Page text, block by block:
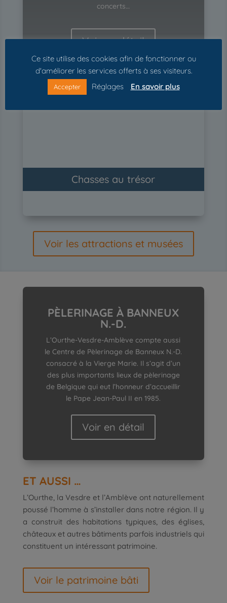
concerts…
Voir en détail
Chasses au trésor
Voir les attractions et musées
PÈLERINAGE À BANNEUX
N.-D.
L’Ourthe-Vesdre-Amblève compte aussi
le Centre de Pèlerinage de Banneux N.-D.
consacré à la Vierge Marie. Il s’agit d’un
des plus importants lieux de pèlerinage
de Belgique qui eut l’honneur d’accueillir
le Pape Jean-Paul II en 1985.
Voir en détail
ET AUSSI …
L’Ourthe, la Vesdre et l’Amblève ont naturellement
poussé l’homme à s’installer dans notre région. Il y
a construit des habitations typiques, des églises,
châteaux et autres bâtiments parfois industriels qui
constituent un intéressant patrimoine.
Voir le patrimoine bâti
Ce site utilise des cookies afin de fonctionner ou
d'améliorer les services offerts à ses visiteurs.
Accepter Réglages En savoir plus